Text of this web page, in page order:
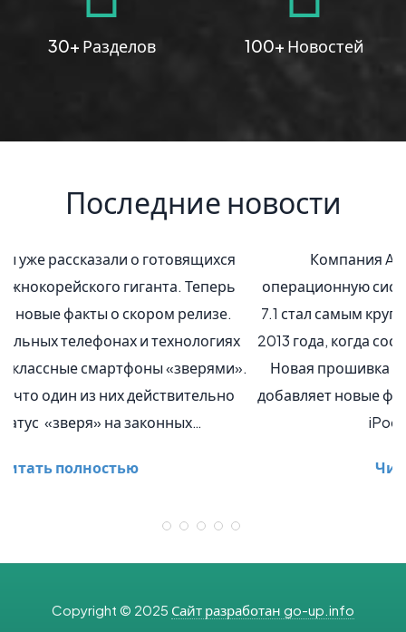
30+ Разделов 100+ Новостей
Последние новости
Компания Apple обновила мобильную
операционную систему iOS до версии 7.1. Анонс iOS
7.1 стал самым крупным обновлением ОС с сентября
2013 года, когда состоялся официальный релиз iOS 7.
Новая прошивка исправляет целый ряд ошибок и
добавляет новые функции устройствам iPhone, iPad и
iPod touch. Главным…
Читать полностью
Copyright © 2025 Сайт разработан go-up.info